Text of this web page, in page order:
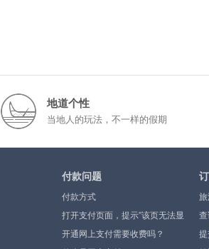
地道个性
当地人的玩法，不一样的假期
付款问题
付款方式
打开支付页面，提示”该页无法显
示”或空白页，可能是什么原因？
开通网上支付需要收费吗？
查